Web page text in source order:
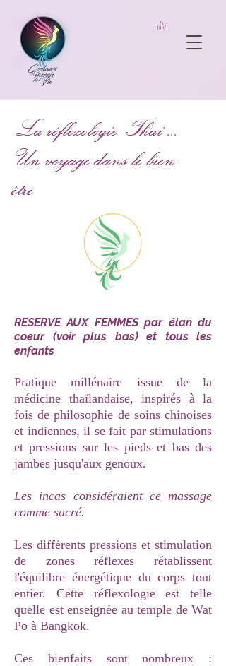
La réflexologie Thai ...
Un voyage dans le bien-
être
​RESERVE AUX FEMMES par élan du
coeur (voir plus bas) et tous les
enfants
Pratique millénaire issue de la
médicine thaïlandaise, inspirés à la
fois de philosophie de soins chinoises
et indiennes, il se fait par stimulations
et pressions sur les pieds et bas des
jambes jusqu'aux genoux.
Les incas considéraient ce massage
comme sacré.
Les différents pressions et stimulation
de zones réflexes rétablissent
l'équilibre énergétique du corps tout
entier. Cette réflexologie est telle
quelle est enseignée au temple de Wat
Po à Bangkok.
Ces bienfaits sont nombreux :